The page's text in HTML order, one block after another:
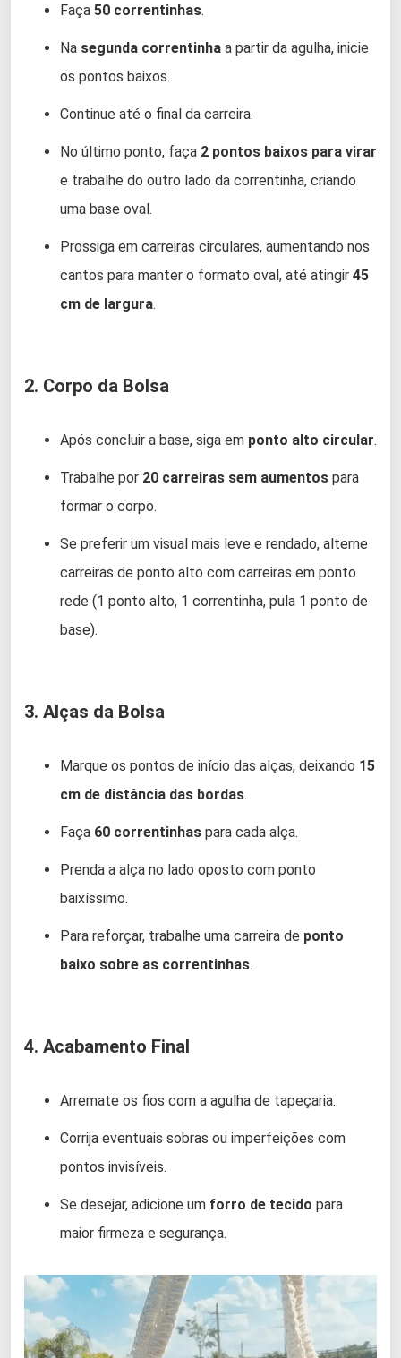
Faça 50 correntinhas.
Na segunda correntinha a partir da agulha, inicie
os pontos baixos.
Continue até o final da carreira.
No último ponto, faça 2 pontos baixos para virar
e trabalhe do outro lado da correntinha, criando
uma base oval.
Prossiga em carreiras circulares, aumentando nos
cantos para manter o formato oval, até atingir 45
cm de largura.
2. Corpo da Bolsa
Após concluir a base, siga em ponto alto circular.
Trabalhe por 20 carreiras sem aumentos para
formar o corpo.
Se preferir um visual mais leve e rendado, alterne
carreiras de ponto alto com carreiras em ponto
rede (1 ponto alto, 1 correntinha, pula 1 ponto de
base).
3. Alças da Bolsa
Marque os pontos de início das alças, deixando 15
cm de distância das bordas.
Faça 60 correntinhas para cada alça.
Prenda a alça no lado oposto com ponto
baixíssimo.
Para reforçar, trabalhe uma carreira de ponto
baixo sobre as correntinhas.
4. Acabamento Final
Arremate os fios com a agulha de tapeçaria.
Corrija eventuais sobras ou imperfeições com
pontos invisíveis.
Se desejar, adicione um forro de tecido para
maior firmeza e segurança.